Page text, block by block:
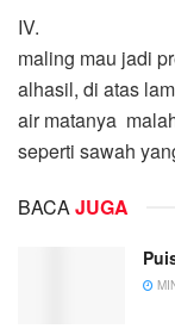
IV.
maling mau jadi
alhasil, di atas
air matanya
seperti sawah
BACAJUGA